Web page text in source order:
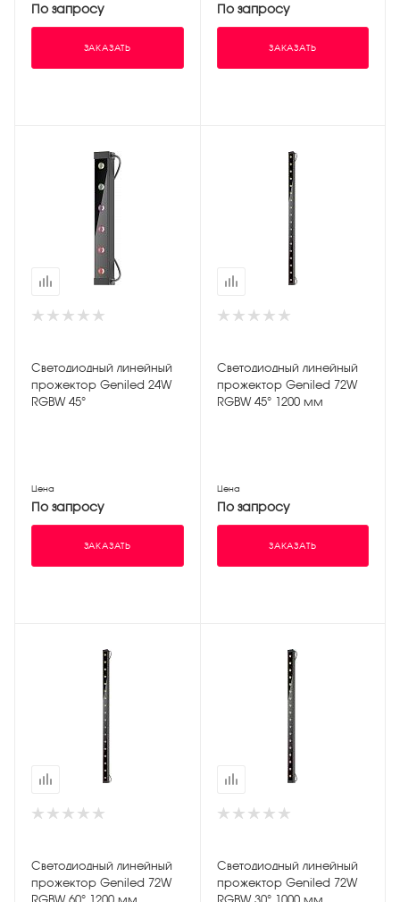
По запросу
ЗАКАЗАТЬ
По запросу
ЗАКАЗАТЬ
Светодиодный линейный
прожектор Geniled 24W
RGBW 45°
Цена
По запросу
ЗАКАЗАТЬ
Светодиодный линейный
прожектор Geniled 72W
RGBW 45° 1200 мм
Цена
По запросу
ЗАКАЗАТЬ
Светодиодный линейный
прожектор Geniled 72W
Светодиодный линейный
прожектор Geniled 72W